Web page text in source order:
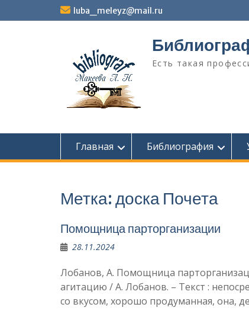
к
luba_meleyz@mail.ru
Есть такая
Главная Библиография
Метка:доска Почета
Помощница парторганизации
28.11.2024
Лобанов, А. Помощница
агитацию / А. Лобанов. – Текст :
со вкусом, хорошо продуманная, она,